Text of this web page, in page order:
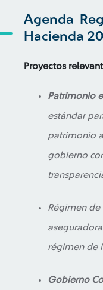
Agenda
Hacienda
Proyectos
Patrimonio
estándar
patrimonio
gobierno
Régimen de
régimen de
Gobierno